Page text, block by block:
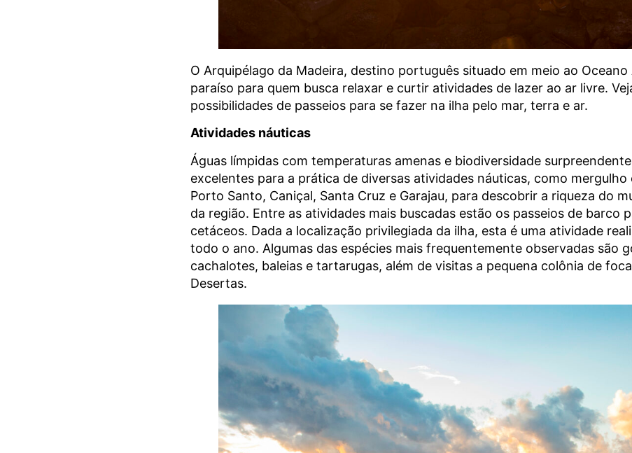
O Arquipélago da Madeira, destino português situado em meio ao
paraíso para quem busca relaxar e curtir atividades de lazer ao ar livre.
possibilidades de passeios para se fazer na ilha pelo mar, terra e ar.
Atividades náuticas
Águas límpidas com temperaturas amenas e biodiversidade
excelentes para a prática de diversas atividades náuticas, como mergulho
Porto Santo, Caniçal, Santa Cruz e Garajau, para descobrir a riqueza do
da região. Entre as atividades mais buscadas estão os passeios de barco
cetáceos. Dada a localização privilegiada da ilha, esta é uma atividade
todo o ano. Algumas das espécies mais frequentemente observadas são
cachalotes, baleias e tartarugas, além de visitas a pequena colônia de
Desertas.